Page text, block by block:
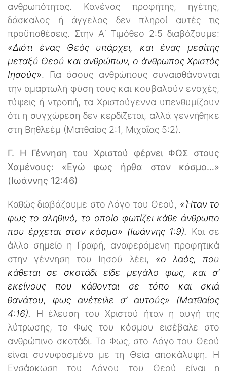
ανθρωπότητας. Κανένας προφήτης, ηγέτης,
δάσκαλος ή άγγελος δεν πληροί αυτές τις
προϋποθέσεις. Στην Α΄ Τιμόθεο 2:5 διαβάζουμε:
«Διότι ένας Θεός υπάρχει, και ένας μεσίτης
μεταξύ Θεού και ανθρώπων, ο άνθρωπος Χριστός
Ιησούς». Για όσους ανθρώπους συναισθάνονται
την αμαρτωλή φύση τους και κουβαλούν ενοχές,
τύψεις ή ντροπή, τα Χριστούγεννα υπενθυμίζουν
ότι η συγχώρεση δεν κερδίζεται, αλλά γεννήθηκε
στη Βηθλεέμ (Ματθαίος 2:1, Μιχαΐας 5:2).
Γ. Η Γέννηση του Χριστού φέρνει ΦΩΣ στους
Χαμένους: «Εγώ φως ήρθα στον κόσμο…»
(Ιωάννης 12:46)
Καθώς διαβάζουμε στο Λόγο του Θεού, «Ήταν το
φως το αληθινό, το οποίο φωτίζει κάθε άνθρωπο
που έρχεται στον κόσμο» (Ιωάννης 1:9). Και σε
άλλο σημείο η Γραφή, αναφερόμενη προφητικά
στην γέννηση του Ιησού λέει, «ο λαός, που
κάθεται σε σκοτάδι είδε μεγάλο φως, και σ’
εκείνους που κάθονται σε τόπο και σκιά
θανάτου, φως ανέτειλε σ’ αυτούς» (Ματθαίος
4:16). Η έλευση του Χριστού ήταν η αυγή της
λύτρωσης, το Φως του κόσμου εισέβαλε στο
ανθρώπινο σκοτάδι. Το Φως, στο Λόγο του Θεού
είναι συνυφασμένο με τη Θεία αποκάλυψη. Η
Ενσάρκωση του Λόγου του Θεού είναι η